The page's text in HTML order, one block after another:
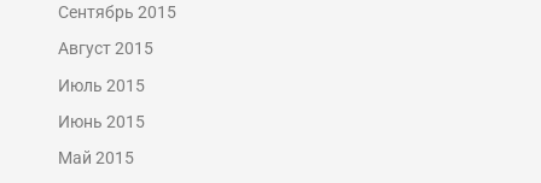
Сентябрь 2015
Август 2015
Июль 2015
Июнь 2015
Май 2015